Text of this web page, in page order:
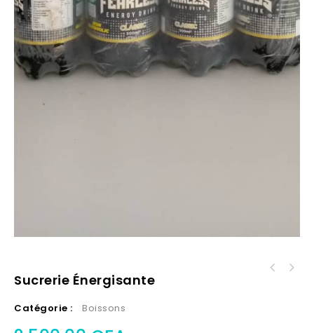
Sucrerie Énergisante
Catégorie : Boissons